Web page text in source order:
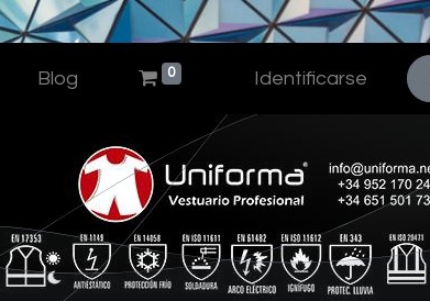
Blog 0 Identificarse